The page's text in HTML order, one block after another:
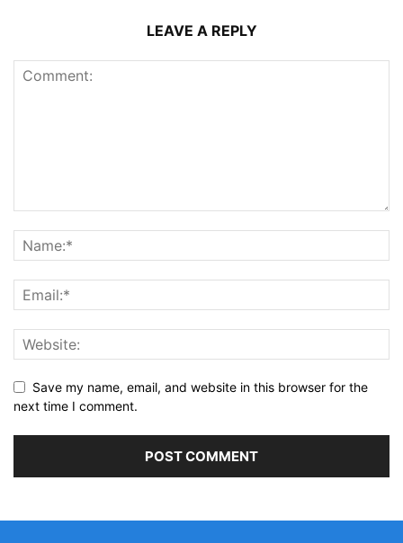
LEAVE A REPLY
Save my name, email, and website in this browser for the
next time I comment.